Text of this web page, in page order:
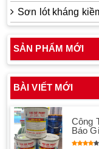
Sơn lót kháng
SẢN PHẨM MỚI
BÀI VIẾT MỚI
Công
Báo